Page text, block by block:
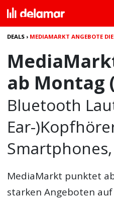
DEALS › MEDIAMARKT ANGEBOTE
ab Montag
Bluetooth
Ear-
MediaMarkt punktet
starken Angeboten